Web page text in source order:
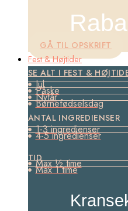
GÅ TIL OPSKRIFT
Fest & Højtider
SE ALT I FEST &
Jul
Påske
Nytår
Børnefødselsdag
ANTAL INGREDIENSER
1-3 ingredienser
4-5 ingredienser
TIDMax ½ time
Max 1 time